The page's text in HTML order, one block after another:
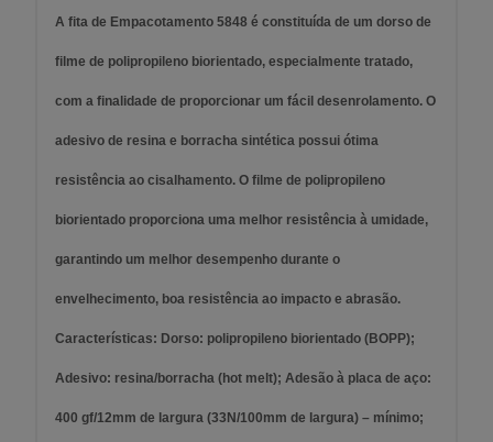
A fita de Empacotamento 5848 é constituída de um dorso de
filme de polipropileno biorientado, especialmente tratado,
com a finalidade de proporcionar um fácil desenrolamento. O
adesivo de resina e borracha sintética possui ótima
resistência ao cisalhamento. O filme de polipropileno
biorientado proporciona uma melhor resistência à umidade,
garantindo um melhor desempenho durante o
envelhecimento, boa resistência ao impacto e abrasão.
Características: Dorso: polipropileno biorientado (BOPP);
Adesivo: resina/borracha (hot melt); Adesão à placa de aço:
400 gf/12mm de largura (33N/100mm de largura) – mínimo;